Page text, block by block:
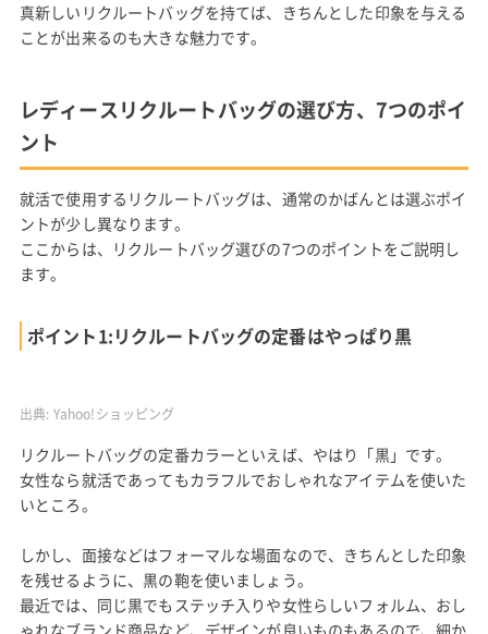
真新しいリクルートバッグを持てば、きちんとした印象を与える
ことが出来るのも大きな魅力です。
レディースリクルートバッグの選び方、7つのポイ
ント
就活で使用するリクルートバッグは、通常のかばんとは選ぶポイ
ントが少し異なります。
ここからは、リクルートバッグ選びの7つのポイントをご説明し
ます。
ポイント1:リクルートバッグの定番はやっぱり黒
出典: Yahoo!ショッピング
リクルートバッグの定番カラーといえば、やはり「黒」です。
女性なら就活であってもカラフルでおしゃれなアイテムを使いた
いところ。
しかし、面接などはフォーマルな場面なので、きちんとした印象
を残せるように、黒の鞄を使いましょう。
最近では、同じ黒でもステッチ入りや女性らしいフォルム、おし